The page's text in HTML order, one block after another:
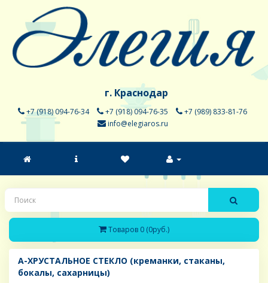
г. Краснодар
+7 (918) 094-76-34 +7 (918) 094-76-35
+7 (989) 833-81-76
info@elegiaros.ru
Товаров 0 (0руб.)
A-ХРУСТАЛЬНОЕ СТЕКЛО (креманки, стаканы,
бокалы, сахарницы)